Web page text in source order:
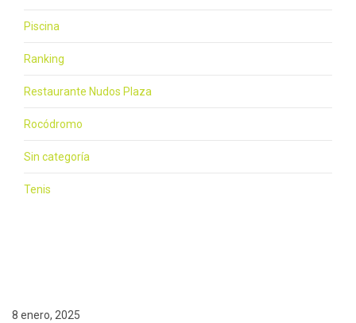
Piscina
Ranking
Restaurante Nudos Plaza
Rocódromo
Sin categoría
Tenis
8 enero, 2025